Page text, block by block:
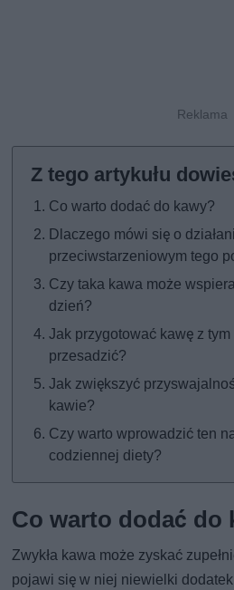
Co warto dodać do kawy?
Dlaczego mówi się o
przeciwstarzeniowym tego
Czy taka kawa może
dzień?
Jak przygotować kawę z
przesadzić?
Jak zwiększyć
kawie?
Czy warto wprowadzić ten
codziennej diety?
Co warto dodać do
Zwykła kawa może zyskać
pojawi się w niej niewielki